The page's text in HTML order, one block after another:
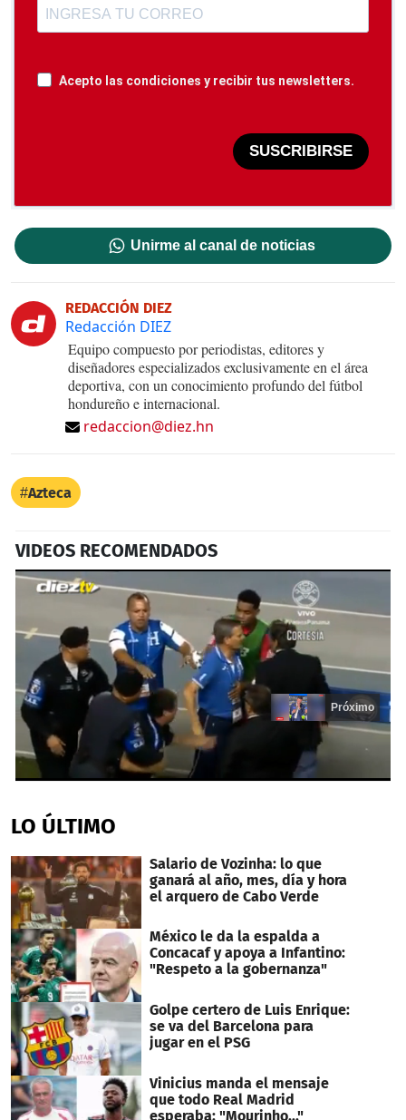
Acepto las condiciones y recibir tus newsletters.
SUSCRIBIRSE
Unirme al canal de noticias
REDACCIÓN DIEZ
Redacción DIEZ
Equipo compuesto por periodistas, editores y
diseñadores especializados exclusivamente en el área
deportiva, con un conocimiento profundo del fútbol
hondureño e internacional.
redaccion@diez.hn
Azteca
VIDEOS RECOMENDADOS
of
20
Próximo
LO ÚLTIMO
Salario de Vozinha: lo que
ganará al año, mes, día y hora
el arquero de Cabo Verde
México le da la espalda a
Concacaf y apoya a Infantino:
"Respeto a la gobernanza"
Golpe certero de Luis Enrique:
se va del Barcelona para
jugar en el PSG
Vinicius manda el mensaje
que todo Real Madrid
esperaba: "Mourinho..."